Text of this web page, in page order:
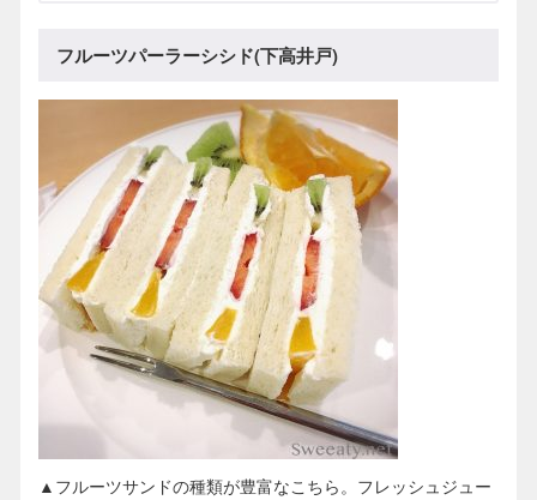
フルーツパーラーシシド(下高井戸)
▲フルーツサンドの種類が豊富なこちら。フレッシュジュー